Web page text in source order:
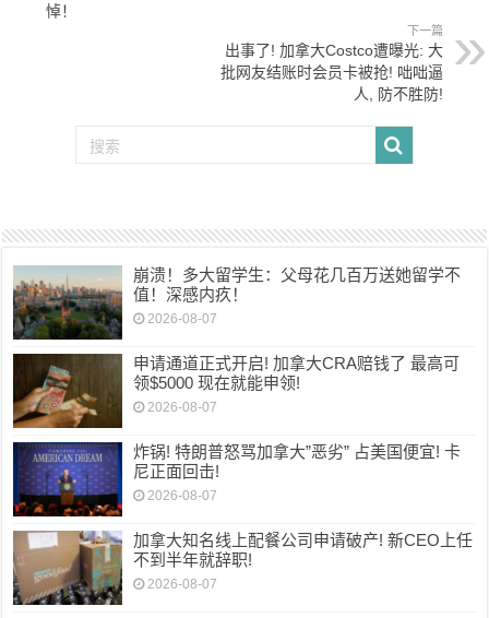
悼！
下一篇
出事了! 加拿大Costco遭曝光: 大
批网友结账时会员卡被抢! 咄咄逼
人, 防不胜防!
崩溃！多大留学生：父母花几百万送她留学不
值！深感内疚！
2026-08-07
申请通道正式开启! 加拿大CRA赔钱了 最高可
领$5000 现在就能申领!
2026-08-07
炸锅! 特朗普怒骂加拿大”恶劣” 占美国便宜! 卡
尼正面回击!
2026-08-07
加拿大知名线上配餐公司申请破产! 新CEO上任
不到半年就辞职!
2026-08-07